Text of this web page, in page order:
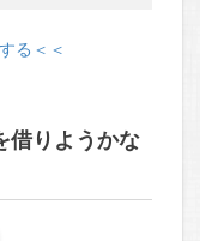
る＜＜
借りようかな